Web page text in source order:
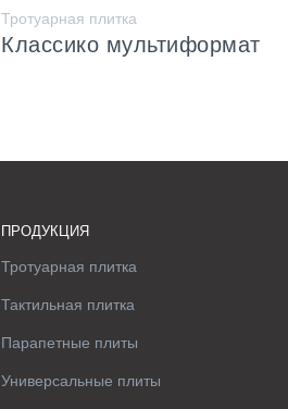
Тротуарная плитка
Классико мультиформат
ПРОДУКЦИЯ
Тротуарная плитка
Тактильная плитка
Парапетные плиты
Универсальные плиты